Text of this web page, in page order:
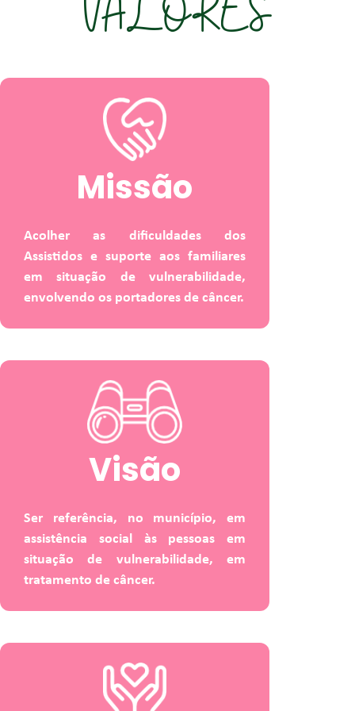
Missão
Acolher as dificuldades dos
Assistidos e suporte aos familiares
em situação de vulnerabilidade,
envolvendo os portadores de câncer.
Visão
Ser referência, no município, em
assistência social às pessoas em
situação de vulnerabilidade, em
tratamento de câncer.